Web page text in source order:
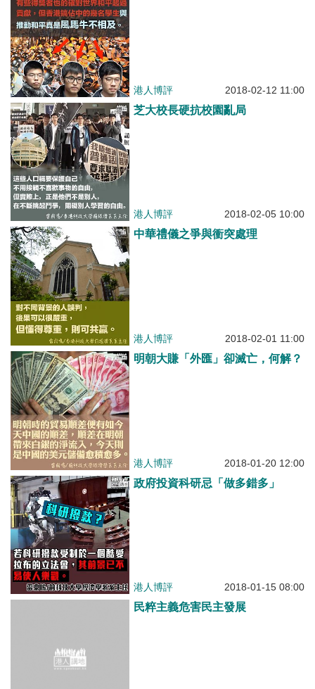
港人博評 2018-02-12 11:00
芝大校長硬抗校園亂局
港人博評 2018-02-05 10:00
中華禮儀之爭與衝突處理
港人博評 2018-02-01 11:00
明朝大賺「外匯」卻滅亡，何解？
港人博評 2018-01-20 12:00
政府投資科研忌「做多錯多」
港人博評 2018-01-15 08:00
民粹主義危害民主發展